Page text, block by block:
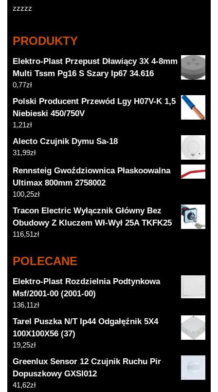
zzzzz
PRODUKTY
Elektro-Plast Przepust Dławiący 3X 4-8mm
Multi Tssm Pg16 S Szary Ip67 34.616
0,77zł
Polski Producent Przewód Lgy H07V-K 1,5
Niebieski 450/750V
1,21zł
Alecto Czujnik Dymu Sa-18
31,99zł
Rennsteig Gwoździownica Płaskoowalna
Ultimax 800mm 2758002
100,25zł
Tracon Electric Wyłącznik Główny Bez
Obudowy Z Kluczem Wł-Wył 25A TKFK25
116,51zł
POLECANE
Elektro-Plast Rozdzielnia Podtynkowa
Msf/2001-00 (2001-00)
136,11zł
Tarel Puszka N/T Ip44 Odgałęźnik 5X4
100X100X56 (37)
19,25zł
Greenlux Sensor 12 Czujnik Ruchu Pir
Dopuszkowy GXSI012
41,62zł